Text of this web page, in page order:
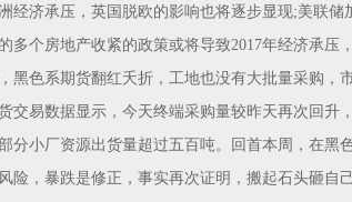
经济承压，英国脱欧的影响也将逐步显现;美联
多个房地产收紧的政策或将导致2017年经济承压
黑色系期货翻红夭折，工地也没有大批量采购
交易数据显示，今天终端采购量较昨天再次回
分小厂资源出货量超过五百吨。回首本周，在
险，暴跌是修正，事实再次证明，搬起石头砸自